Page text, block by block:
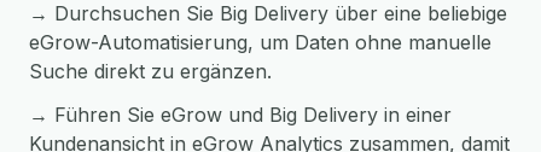
→ Durchsuchen Sie Big Delivery über eine beliebige
eGrow-Automatisierung, um Daten ohne manuelle
Suche direkt zu ergänzen.
→ Führen Sie eGrow und Big Delivery in einer
Kundenansicht in eGrow Analytics zusammen, damit